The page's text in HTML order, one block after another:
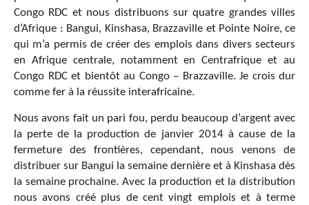
Congo RDC et nous distribuons sur quatre grandes villes
d’Afrique : Bangui, Kinshasa, Brazzaville et Pointe Noire, ce
qui m’a permis de créer des emplois dans divers secteurs
en Afrique centrale, notamment en Centrafrique et au
Congo RDC et bientôt au Congo – Brazzaville. Je crois dur
comme fer à la réussite interafricaine.
Nous avons fait un pari fou, perdu beaucoup d’argent avec
la perte de la production de janvier 2014 à cause de la
fermeture des frontières, cependant, nous venons de
distribuer sur Bangui la semaine dernière et à Kinshasa dès
la semaine prochaine. Avec la production et la distribution
nous avons créé plus de cent vingt emplois et à terme